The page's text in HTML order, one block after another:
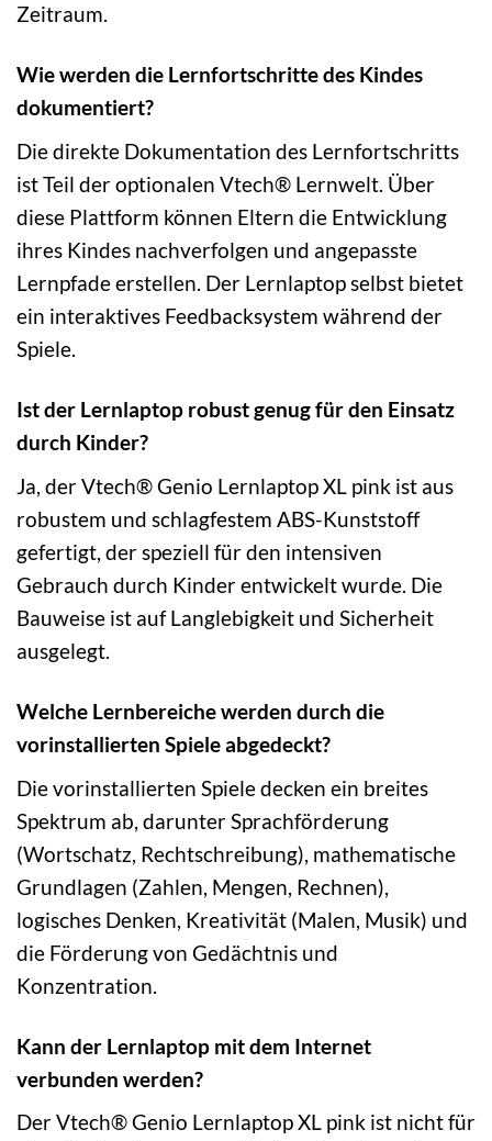
Zeitraum.
Wie werden die Lernfortschritte des Kindes
dokumentiert?
Die direkte Dokumentation des Lernfortschritts
ist Teil der optionalen Vtech® Lernwelt. Über
diese Plattform können Eltern die Entwicklung
ihres Kindes nachverfolgen und angepasste
Lernpfade erstellen. Der Lernlaptop selbst bietet
ein interaktives Feedbacksystem während der
Spiele.
Ist der Lernlaptop robust genug für den Einsatz
durch Kinder?
Ja, der Vtech® Genio Lernlaptop XL pink ist aus
robustem und schlagfestem ABS-Kunststoff
gefertigt, der speziell für den intensiven
Gebrauch durch Kinder entwickelt wurde. Die
Bauweise ist auf Langlebigkeit und Sicherheit
ausgelegt.
Welche Lernbereiche werden durch die
vorinstallierten Spiele abgedeckt?
Die vorinstallierten Spiele decken ein breites
Spektrum ab, darunter Sprachförderung
(Wortschatz, Rechtschreibung), mathematische
Grundlagen (Zahlen, Mengen, Rechnen),
logisches Denken, Kreativität (Malen, Musik) und
die Förderung von Gedächtnis und
Konzentration.
Kann der Lernlaptop mit dem Internet
verbunden werden?
Der Vtech® Genio Lernlaptop XL pink ist nicht für